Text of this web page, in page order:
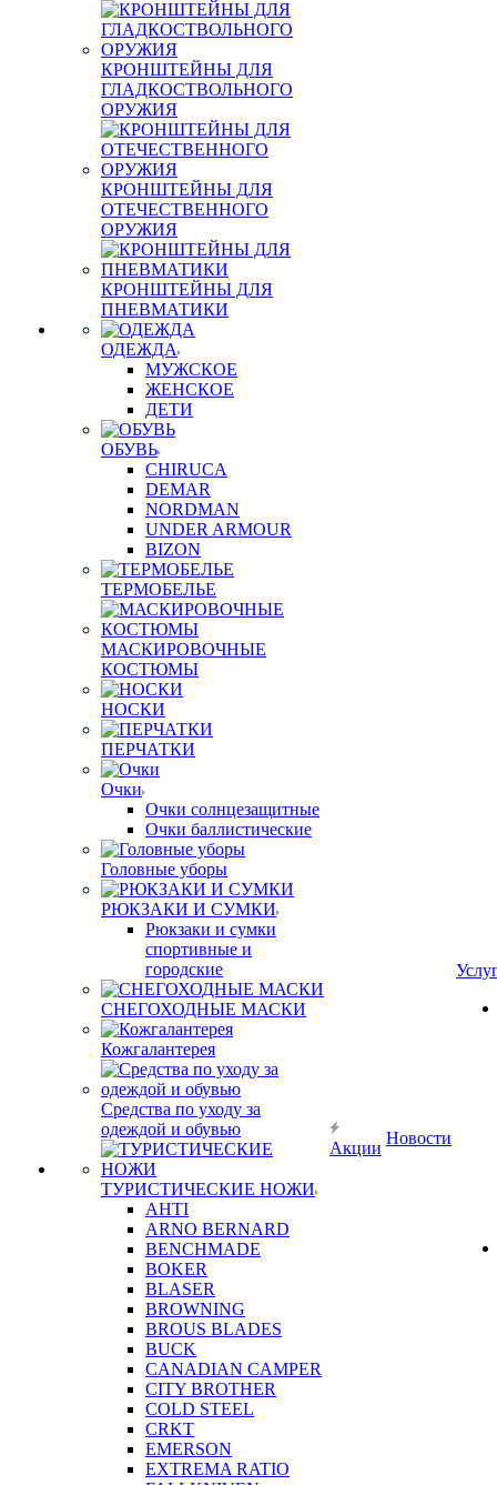
КРОНШТЕЙНЫ ДЛЯ
ГЛАДКОСТВОЛЬНОГО
ОРУЖИЯ
КРОНШТЕЙНЫ ДЛЯ
ОТЕЧЕСТВЕННОГО
ОРУЖИЯ
КРОНШТЕЙНЫ ДЛЯ
ПНЕВМАТИКИ
ОДЕЖДА
МУЖСКОЕ
ЖЕНСКОЕ
ДЕТИ
ОБУВЬ
CHIRUCA
DEMAR
NORDMAN
UNDER ARMOUR
BIZON
ТЕРМОБЕЛЬЕ
МАСКИРОВОЧНЫЕ
КОСТЮМЫ
НОСКИ
ПЕРЧАТКИ
Очки
Очки солнцезащитные
Очки баллистические
Головные уборы
РЮКЗАКИ И СУМКИ
Рюкзаки и сумки
спортивные и
городские
СНЕГОХОДНЫЕ МАСКИ
Кожгалантерея
Средства по уходу за
одеждой и обувью
ТУРИСТИЧЕСКИЕ НОЖИ
AHTI
ARNO BERNARD
BENCHMADE
BOKER
BLASER
BROWNING
BROUS BLADES
BUCK
CANADIAN CAMPER
CITY BROTHER
COLD STEEL
CRKT
EMERSON
EXTREMA RATIO
Акции
Новости